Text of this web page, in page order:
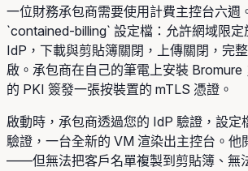
一位財務承包商需要使用計費主控台六週
`contained-billing` 設定檔：允許網域限
IdP，下載與剪貼簿關閉，上傳關閉，完
啟。承包商在自己的筆電上安裝 Bromure
的 PKI 簽發一張按裝置的 mTLS 憑證。
啟動時，承包商透過您的 IdP 驗證，設定
驗證，一台全新的 VM 渲染出主控台。他
——但無法把客戶名單複製到剪貼簿、無